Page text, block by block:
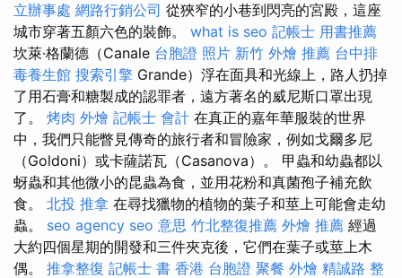
立辦事處 網路行銷公司 從狹窄的小巷到閃亮的宮殿，這座
城市穿著五顏六色的裝飾。 what is seo 記帳士 用書推薦
坎萊·格蘭德（Canale 台胞證 照片 新竹 外燴 推薦 台中排
毒養生館 搜索引擎 Grande）浮在面具和光線上，路人扔掉
了用石膏和糖製成的認罪者，遠方著名的威尼斯口罩出現
了。 烤肉 外燴 記帳士 會計 在真正的嘉年華服裝的世界
中，我們只能瞥見傳奇的旅行者和冒險家，例如戈爾多尼
（Goldoni）或卡薩諾瓦（Casanova）。 甲蟲和幼蟲都以
蚜蟲和其他微小的昆蟲為食，並用花粉和真菌孢子補充飲
食。 北投 推拿 在尋找獵物的植物的葉子和莖上可能會走幼
蟲。 seo agency seo 意思 竹北整復推薦 外燴 推薦 經過
大約四個星期的開發和三件夾克後，它們在葉子或莖上木
偶。 推拿整復 記帳士 書 香港 台胞證 聚餐 外燴 精誠路 整